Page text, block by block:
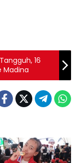
16
Madina